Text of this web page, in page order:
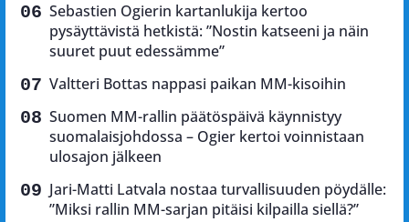
Sebastien Ogierin kartanlukija kertoo
pysäyttävistä hetkistä: ”Nostin katseeni ja näin
suuret puut edessämme”
Valtteri Bottas nappasi paikan MM-kisoihin
Suomen MM-rallin päätöspäivä käynnistyy
suomalaisjohdossa – Ogier kertoi voinnistaan
ulosajon jälkeen
Jari-Matti Latvala nostaa turvallisuuden pöydälle:
”Miksi rallin MM-sarjan pitäisi kilpailla siellä?”